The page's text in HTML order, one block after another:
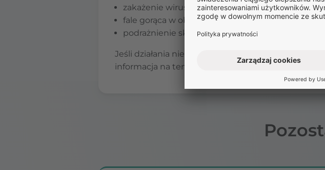
zakażenie wirusem Herpes,
fale gorąca w obrębie twarzy,
podrażnienie skóry po spożyciu alkoholu.
Jeśli działania niepożądane są nasilone lub
informacja na temat działań niepożądanych